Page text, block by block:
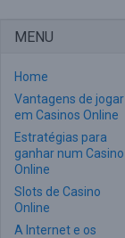
MENU
Home
Vantagens de jogar
em Casinos Online
Estratégias para
ganhar num Casino
Online
Slots de Casino
Online
A Internet e os